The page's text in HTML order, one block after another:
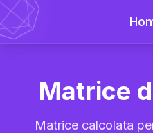
Matrice
Matrice calcolata